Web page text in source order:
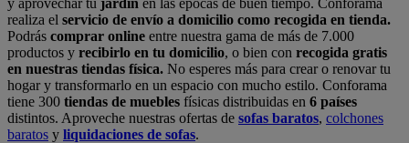
realiza el servicio de envío a domicilio como recogida en tienda.
Podrás comprar online entre nuestra gama de más de 7.000
productos y recibirlo en tu domicilio, o bien con recogida gratis
en nuestras tiendas física. No esperes más para crear o renovar tu
hogar y transformarlo en un espacio con mucho estilo. Conforama
tiene 300 tiendas de muebles físicas distribuidas en 6 países
distintos. Aproveche nuestras ofertas de sofas baratos, colchones
baratos y liquidaciones de sofas.